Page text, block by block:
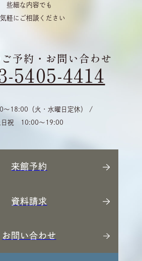
些細な内容でも
軽にご相談ください
予約・お問い合わせ
5405-4414
18:00（火・水曜日定休） /
日祝 10:00〜19:00
来館予約
資料請求
お問い合わせ